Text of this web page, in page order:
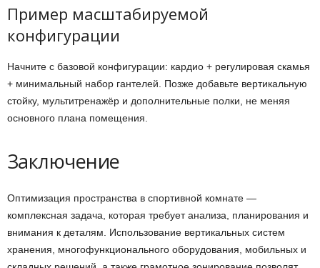
Пример масштабируемой
конфигурации
Начните с базовой конфигурации: кардио + регулировая скамья
+ минимальный набор гантелей. Позже добавьте вертикальную
стойку, мультитренажёр и дополнительные полки, не меняя
основного плана помещения.
Заключение
Оптимизация пространства в спортивной комнате —
комплексная задача, которая требует анализа, планирования и
внимания к деталям. Использование вертикальных систем
хранения, многофункционального оборудования, мобильных и